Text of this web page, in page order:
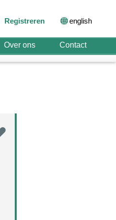
Registreren english
Over ons Contact